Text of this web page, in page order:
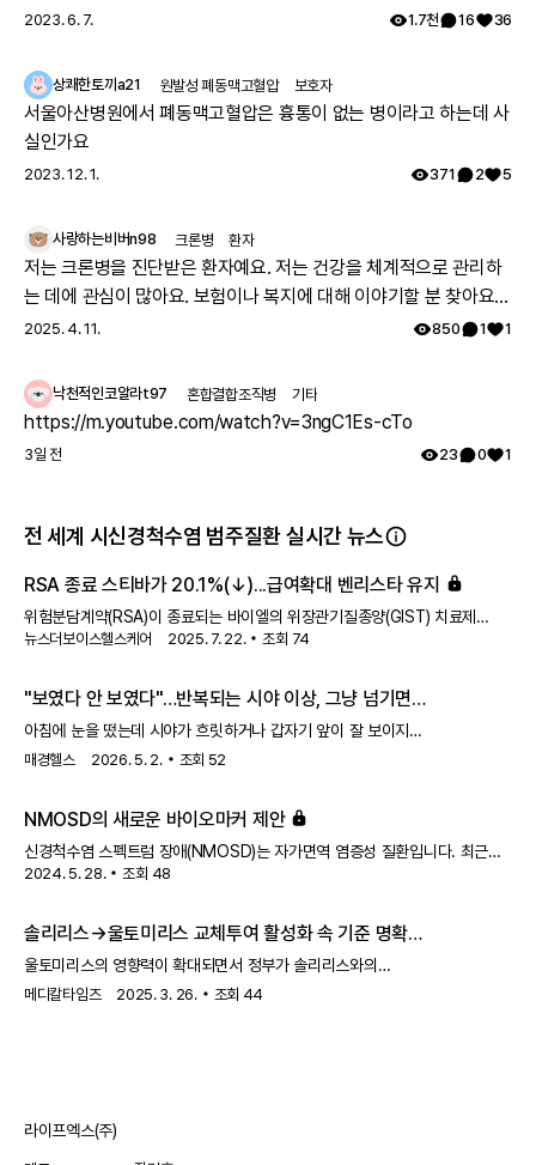
근황을 말씀드리려고 합니다. 제 직업은 전도사며, 부업으로
모델협회 모델반을 수료했으며, 올해부터 본격적으로 모델
겸 영화배우 활동을 시작했습니다. 2023년 3월 ~ 5월 저의
활동을 말씀드리자면 삼성서비스센터 CF촬영과 은밀하게
습니다. 또한 곧 있을 범죄스릴러 납치 영화 촬영에 참여할
게 어렵지만 의미있는 일들을 하게 해주신 살아계신 하나님
께 감사드립니다. 그리고 레어메이트, 레어노트 여러분의 따
뜻한 응원 덕분에 저는 어려운 걸 지금껏 잘 해낼 수 있었답
니다 : ) 저의 한걸음 한걸음으로 전달하고자 하는 것은 병
의지대로 살아간다면 기회와 희망이 있다는 것을 알려드리
고 싶고 저를 통해 행복 바이러스를 전파하는 것입니다. 앞
으로도 승승장구하는 저의 소식을 전해드리면서 저로 인해
습니다 : ) 저의 책으로 해피바이러스를 전할 수 있도록 최선
2023. 6. 7. 1.7천 16 36
상쾌한토끼a21 원발성 폐동맥고혈압 보호자
서울아산병원에서 폐동맥고혈압은 흉통이 없는 병이라고 하는데 사
실인가요
2023. 12. 1. 371 2 5
사랑하는비버n98 크론병 환자
저는 크론병을 진단받은 환자예요. 저는 건강을 체계적으로 관리하
는 데에 관심이 많아요. 보험이나 복지에 대해 이야기할 분 찾아요
👏🏻
2025. 4. 11. 850 1 1
낙천적인코알라t97 혼합결합조직병 기타
https://m.youtube.com/watch?v=3ngC1Es-cTo
3일 전 23 0 1
전 세계 시신경척수염 범주질환 실시간 뉴스
RSA 종료 스티바가 20.1%(↓)...급여확대 벤리스타 유지
위험분담계약(RSA)이 종료되는 바이엘의 위장관기질종양(GIST) 치료제
스티바가정40mg(레고라페닙)의 상한금액이 다음달 1일부터 20% 가량
글락소스미스클라인의 루프스 치료제 벤리스타주(벨리무맙)는 종전 가격을
유지하고, 로슈의 시신경척수염 범주질환 치료제 엔스프링프리필드시린지주
(사트랄리주맙)은 소폭 하향 조정된다.20일 관련 업계에 따르면 보건복지부는
다음달 1일 적용 목표로 이 같이 약제급여목록표 개정을 추진 중이다.먼저
뉴스더보이스헬스케어 2025. 7. 22. 조회 74
"보였다 안 보였다"…반복되는 시야 이상, 그냥 넘기면
안 되는 이유
아침에 눈을 떴는데 시야가 흐릿하거나 갑자기 앞이 잘 보이지
않으면 대부분 피로 탓으로 넘긴다. 잠시 후 시야가 돌아오면
떨어졌다가 회복되는 양상이 이어질 경우 신경계 이상을
의심해야 한다.1일 의료계에 따르면 이 같은 반복 증상은
시신경척수염 범주질환의 신호일 수 있다. 이 질환은 면역체계
일으키는 희귀 자가면역질환이다. 과거에는 시신경염과
척수염이 동시에
매경헬스 2026. 5. 2. 조회 52
NMOSD의 새로운 바이오마커 제안
신경척수염 스펙트럼 장애(NMOSD)는 자가면역 염증성 질환입니다. 최근
혈청 신경필라멘트 경쇄(sNfL)와 혈청 교세포 섬유성 산성 단백질(sGFAP)이
2024. 5. 28. 조회 48
솔리리스→울토미리스 교체투여 활성화 속 기준 명확화
울토미리스의 영향력이 확대되면서 정부가 솔리리스와의
교체투여 기준을 명확화 했다.급여 확대로 활용도가 높아짐에
적용 중이다.울토미리스는 솔리리스(에쿨리주맙) 대비 반감기를
메디칼타임즈 2025. 3. 26. 조회 44
라이프엑스(주)